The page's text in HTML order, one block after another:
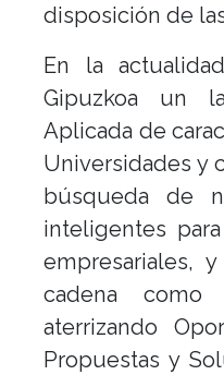
disposición de
En la
Gipuzkoa un
Aplicada de
Universidades y
búsqueda de
inteligentes
empresariales,
cadena como
aterrizando
Propuestas y